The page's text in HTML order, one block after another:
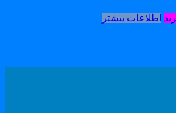
اطلاعات بیشتر